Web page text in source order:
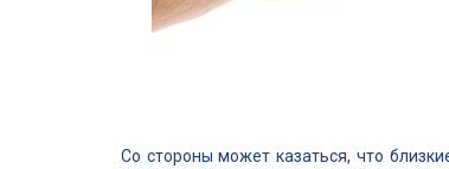
Со стороны может казаться, что